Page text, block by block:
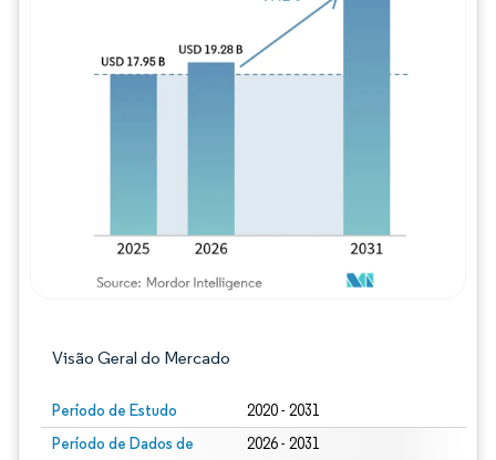
Visão Geral do Mercado
Período de Estudo 2020 - 2031
Período de Dados de
2026 - 2031